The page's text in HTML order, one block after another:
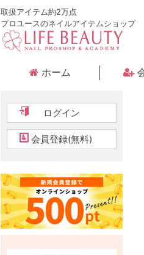
取扱アイテム約2万点
プロユースのネイルアイテムショップ
ホーム
ログイン
会員登録(無料)